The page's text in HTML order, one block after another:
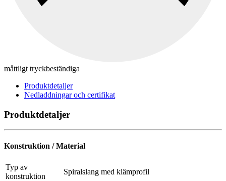
måttligt tryckbeständiga
Produktdetaljer
Nedladdningar och certifikat
Produktdetaljer
Konstruktion / Material
Typ av
konstruktion
Spiralslang med klämprofil